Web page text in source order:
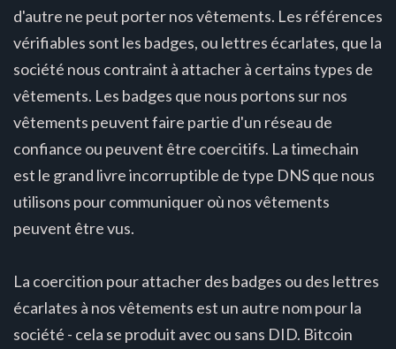
d'autre ne peut porter nos vêtements. Les références
vérifiables sont les badges, ou lettres écarlates, que la
société nous contraint à attacher à certains types de
vêtements. Les badges que nous portons sur nos
vêtements peuvent faire partie d'un réseau de
confiance ou peuvent être coercitifs. La timechain
est le grand livre incorruptible de type DNS que nous
utilisons pour communiquer où nos vêtements
peuvent être vus.
La coercition pour attacher des badges ou des lettres
écarlates à nos vêtements est un autre nom pour la
société - cela se produit avec ou sans DID. Bitcoin